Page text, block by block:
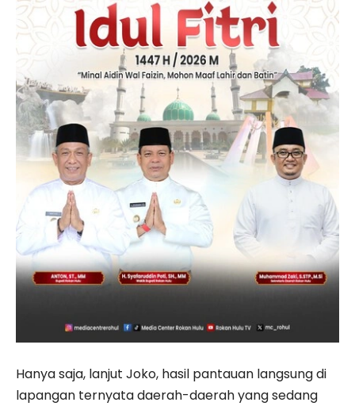
Hanya saja, lanjut Joko, hasil pantauan langsung di
lapangan ternyata daerah-daerah yang sedang